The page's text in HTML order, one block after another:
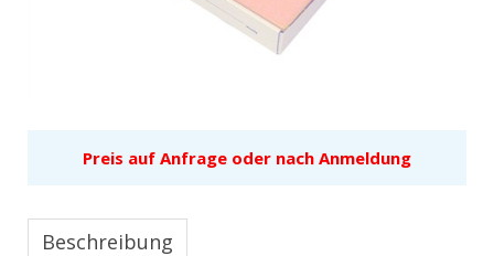
Preis auf Anfrage oder nach Anmeldung
Beschreibung